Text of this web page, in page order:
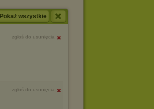
Pokaż wszystkie
zgłoś do usunięcia
zgłoś do usunięcia